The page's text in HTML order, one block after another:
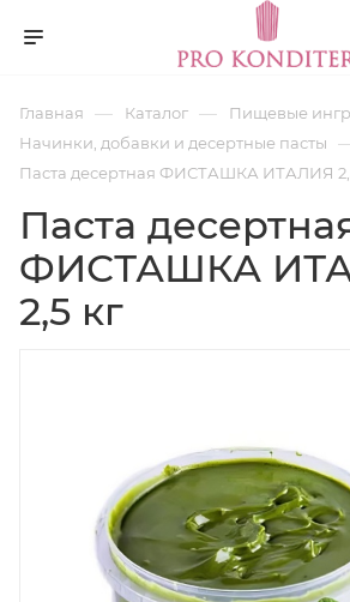
Главная — Каталог — Пищевые
Начинки, добавки и десертные пасты
Паста десертная ФИСТАШКА ИТАЛИЯ
Паста
ФИСТАШКА
2,5 кг